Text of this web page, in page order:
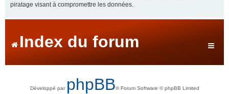
piratage visant à compromettre les données.
Index du forum
Développé par phpBB® Forum Software © phpBB Limited